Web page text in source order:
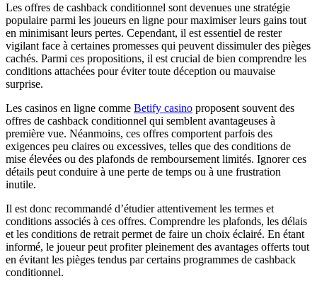
Les offres de cashback conditionnel sont devenues une stratégie
populaire parmi les joueurs en ligne pour maximiser leurs gains tout
en minimisant leurs pertes. Cependant, il est essentiel de rester
vigilant face à certaines promesses qui peuvent dissimuler des pièges
cachés. Parmi ces propositions, il est crucial de bien comprendre les
conditions attachées pour éviter toute déception ou mauvaise
surprise.
Les casinos en ligne comme Betify casino proposent souvent des
offres de cashback conditionnel qui semblent avantageuses à
première vue. Néanmoins, ces offres comportent parfois des
exigences peu claires ou excessives, telles que des conditions de
mise élevées ou des plafonds de remboursement limités. Ignorer ces
détails peut conduire à une perte de temps ou à une frustration
inutile.
Il est donc recommandé d’étudier attentivement les termes et
conditions associés à ces offres. Comprendre les plafonds, les délais
et les conditions de retrait permet de faire un choix éclairé. En étant
informé, le joueur peut profiter pleinement des avantages offerts tout
en évitant les pièges tendus par certains programmes de cashback
conditionnel.